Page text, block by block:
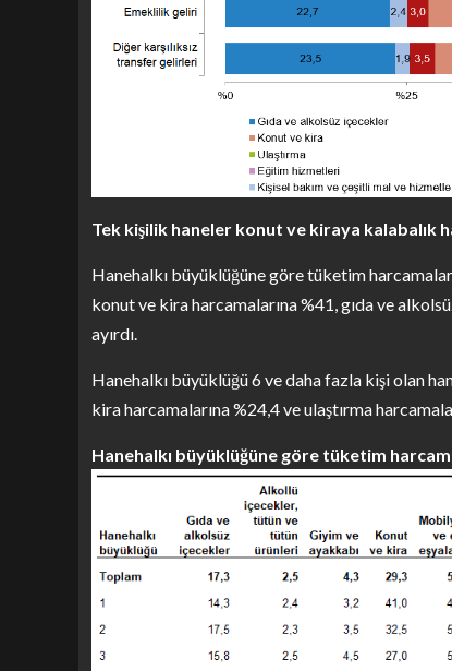
Tek kişilik haneler konut ve kiraya kalabalık
Hanehalkı büyüklüğüne göre tüketim
konut ve kira harcamalarına %41, gıda ve
ayırdı.
Hanehalkı büyüklüğü 6 ve daha fazla kişi olan
kira harcamalarına %24,4 ve ulaştırma
Hanehalkı büyüklüğüne göre tüketim